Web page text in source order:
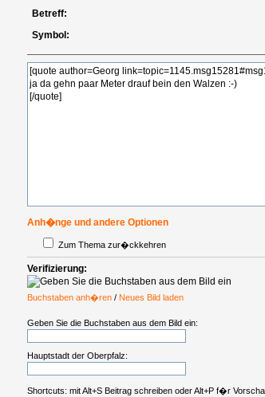
Betreff:
Symbol:
Anh�nge und andere Optionen
Zum Thema zur�ckkehren
Verifizierung:
Buchstaben anh�ren/ Neues Bild laden
Geben Sie die Buchstaben aus dem Bild ein:
Hauptstadt der Oberpfalz:
Shortcuts: mit Alt+S Beitrag schreiben oder Alt+P f�r